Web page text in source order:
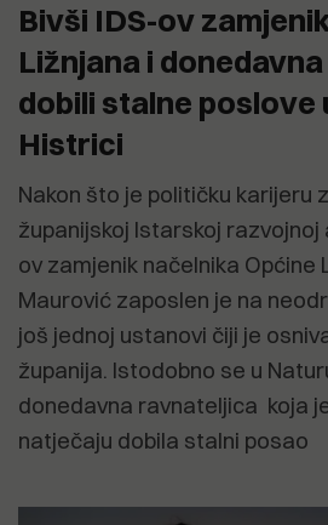
Bivši IDS-ov
Ližnjana i
dobili stalne poslove
Histrici
Nakon što je političku karijeru
županijskoj Istarskoj razvojnoj
ov zamjenik načelnika Općine
Maurović zaposlen je na
još jednoj ustanovi čiji je
županija. Istodobno se u
donedavna ravnateljica koja
natječaju dobila stalni posao